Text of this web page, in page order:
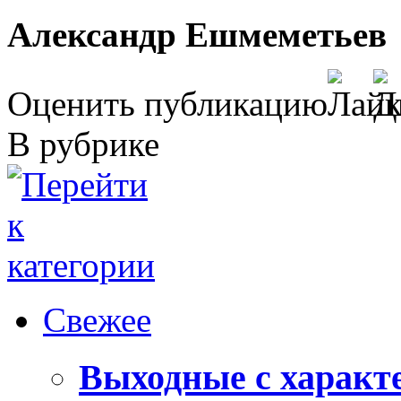
Александр Ешмеметьев
Оценить публикацию
В рубрике
Свежее
Выходные с